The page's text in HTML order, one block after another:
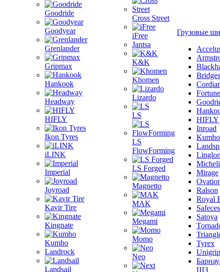
Goodride
Goodyear
Grenlander
Gripmax
Hankook
Headway
HIFLY
Ikon Tyres
iLINK
Imperial
Joyroad
Kavir Tire
Kingnate
Kumho
Landrock
Landsail
Cross Street
iFree
Jantsa
K&K
Khomen
Lizardo
LS
LS
FlowForming
LS Forged
Magnetto
MAK
Megami
Momo
Neo
Грузовые
Fortune
HIFLY
Inroad
Kumho
Mirage
Ralson
Royal
Satoya
Tyrex
Unigrip
ШЗ